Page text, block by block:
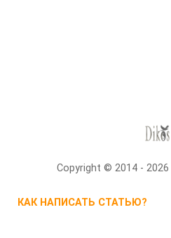
Copyright © 2014 - 2026
КАК НАПИСАТЬ СТАТЬЮ?